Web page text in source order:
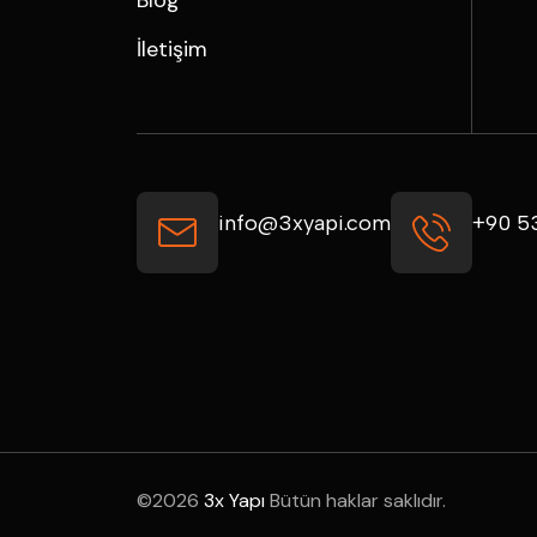
İletişim
info@3xyapi.com +90
©2026 3x Yapı Bütün haklar saklıdır.